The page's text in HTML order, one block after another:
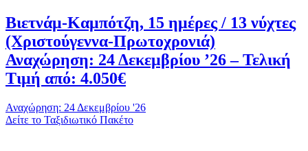
Βιετνάμ-Καμπότζη, 15 ημέρες / 13 νύχτες
(Χριστούγεννα-Πρωτοχρονιά)
Αναχώρηση: 24 Δεκεμβρίου ’26 – Τελική
Τιμή από: 4.050€
Αναχώρηση: 24 Δεκεμβρίου '26
Δείτε το Ταξιδιωτικό Πακέτο